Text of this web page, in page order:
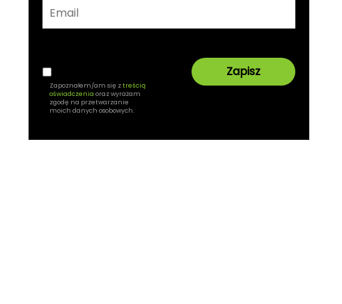
Zapoznałem/am się ztreścią
oświadczenia oraz wyrażam
zgodę na przetwarzanie
moich danych osobowych.